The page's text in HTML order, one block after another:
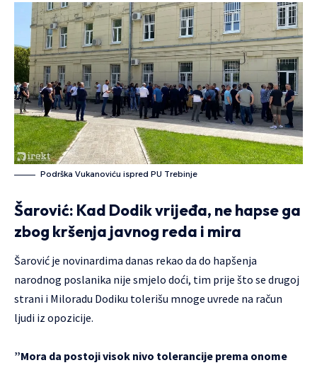
Podrška Vukanoviću ispred PU Trebinje
Šarović: Kad Dodik vrijeđa, ne hapse ga
zbog kršenja javnog reda i mira
Šarović je novinardima danas rekao da do hapšenja
narodnog poslanika nije smjelo doći, tim prije što se drugoj
strani i Miloradu Dodiku tolerišu mnoge uvrede na račun
ljudi iz opozicije.
”Mora da postoji visok nivo tolerancije prema onome